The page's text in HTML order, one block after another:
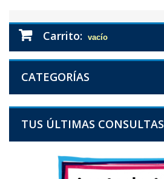
Carrito: vacío
CATEGORÍAS
TUS ÚLTIMAS CONSULTAS